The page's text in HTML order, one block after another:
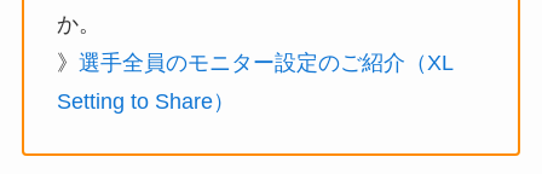
か。
》 選手全員のモニター設定のご紹介（XL
Setting to Share）